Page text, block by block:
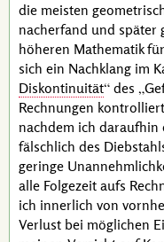
die meisten
nacherfand und später
höheren Mathematik
sich ein Nachklang im
Diskontinuität des
Rechnungen
nachdem ich daraufhin
fälschlich des
geringe
alle Folgezeit aufs
ich innerlich von
Verlust bei möglichen